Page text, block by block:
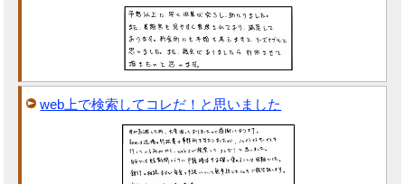
web上で検索してコレだ！と思いました